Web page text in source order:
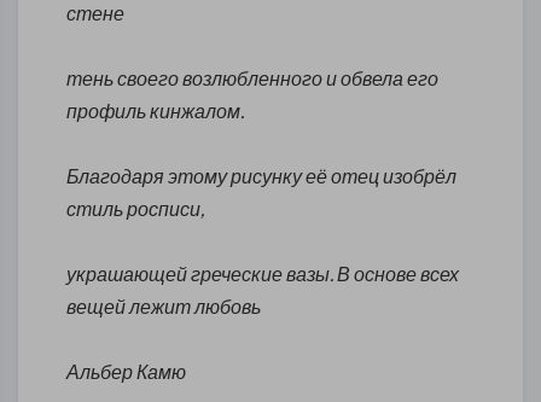
стене
тень своего возлюбленного и обвела его
профиль кинжалом.
Благодаря этому рисунку её отец изобрёл
стиль росписи,
украшающей греческие вазы. В основе всех
вещей лежит любовь
Альбер Камю